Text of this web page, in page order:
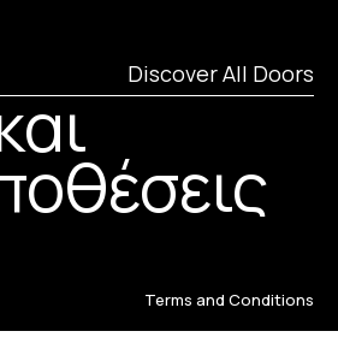
Discover All Doors
Terms and Conditions